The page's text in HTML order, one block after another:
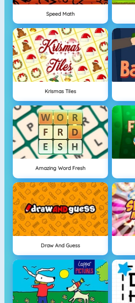
Speed Math
Krismas Tiles
Amazing Word Fresh
Draw And Guess